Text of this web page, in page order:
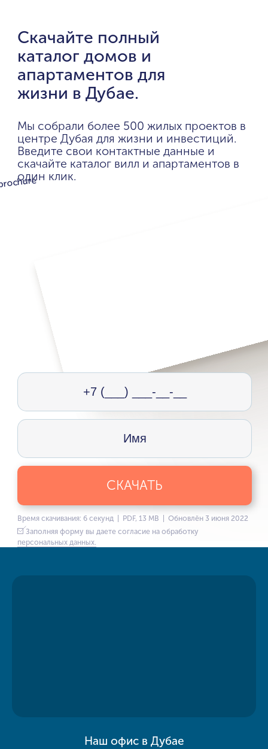
Скачайте полный
каталог домов и
апартаментов для
жизни в Дубае.
Мы собрали более 500 жилых проектов в
центре Дубая для жизни и инвестиций.
Введите свои контактные данные и
скачайте каталог вилл и апартаментов в
один клик.
СКАЧАТЬ
Время скачивания: 6 секунд | PDF, 13 MB | Обновлён 3 июня 2022
Заполняя форму вы даете согласие на обработку
персональных данных.
Наш офис в Дубае